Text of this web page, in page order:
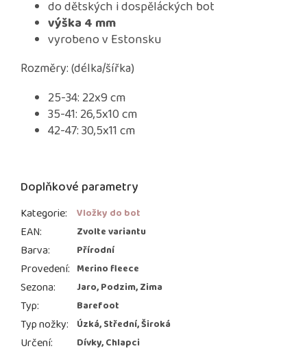
do dětských i dospěláckých bot
výška 4 mm
vyrobeno v Estonsku
Rozměry: (délka/šířka)
25-34: 22x9 cm
35-41: 26,5x10 cm
42-47: 30,5x11 cm
Doplňkové parametry
Kategorie: Vložky do bot
EAN: Zvolte variantu
Barva: Přírodní
Provedení: Merino fleece
Sezona: Jaro, Podzim, Zima
Typ: Barefoot
Typ nožky: Úzká, Střední, Široká
Určení: Dívky, Chlapci